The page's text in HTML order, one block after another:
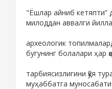
"Ёшлар айниб кетяпти”
милоддан аввалги
археологик
бугунинг болалари ҳар
тарбиясизлигини қўя
муҳаббатга муносабати